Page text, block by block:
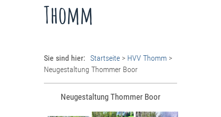
Thomm
Sie sind hier: Startseite > HVV Thomm >
Neugestaltung Thommer Boor
Neugestaltung Thommer Boor